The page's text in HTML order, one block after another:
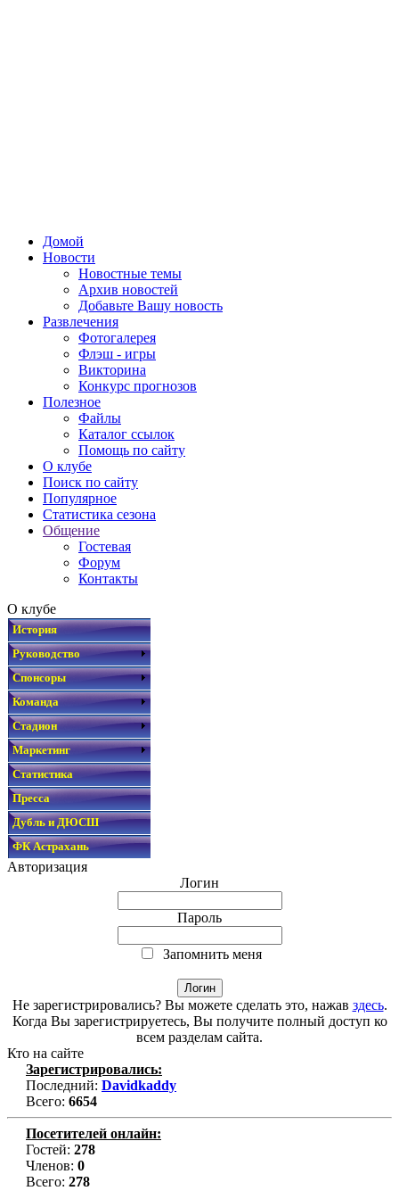
Домой
Новости
Новостные темы
Архив новостей
Добавьте Вашу новость
Развлечения
Фотогалерея
Флэш - игры
Викторина
Конкурс прогнозов
Полезное
Файлы
Каталог ссылок
Помощь по сайту
О клубе
Поиск по сайту
Популярное
Статистика сезона
Общение
Гостевая
Форум
Контакты
О клубе
История
Руководство
Спонсоры
Команда
Стадион
Маркетинг
Статистика
Пресса
Дубль и ДЮСШ
ФК Астрахань
Авторизация
Логин
Пароль
Запомнить меня
Не зарегистрировались? Вы можете сделать это, нажав здесь.
Когда Вы зарегистрируетесь, Вы получите полный доступ ко
всем разделам сайта.
Кто на сайте
Зарегистрировались:
Последний: Davidkaddy
Всего: 6654
Посетителей онлайн:
Гостей: 278
Членов: 0
Всего: 278